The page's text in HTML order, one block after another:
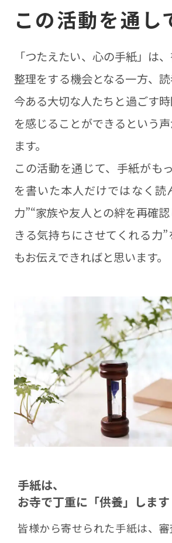
この活動を通し
「つたえたい、心の手紙」は
整理をする機会となる一方、読
今ある大切な人たちと過ごす
を感じることができるという
ます。
この活動を通じて、手紙がも
を書いた本人だけではなく読
力”“家族や友人との絆を再確
きる気持ちにさせてくれる力
もお伝えできればと思います。
⼿紙は、
お寺で丁重に「供養」します
皆様から寄せられた手紙は、審